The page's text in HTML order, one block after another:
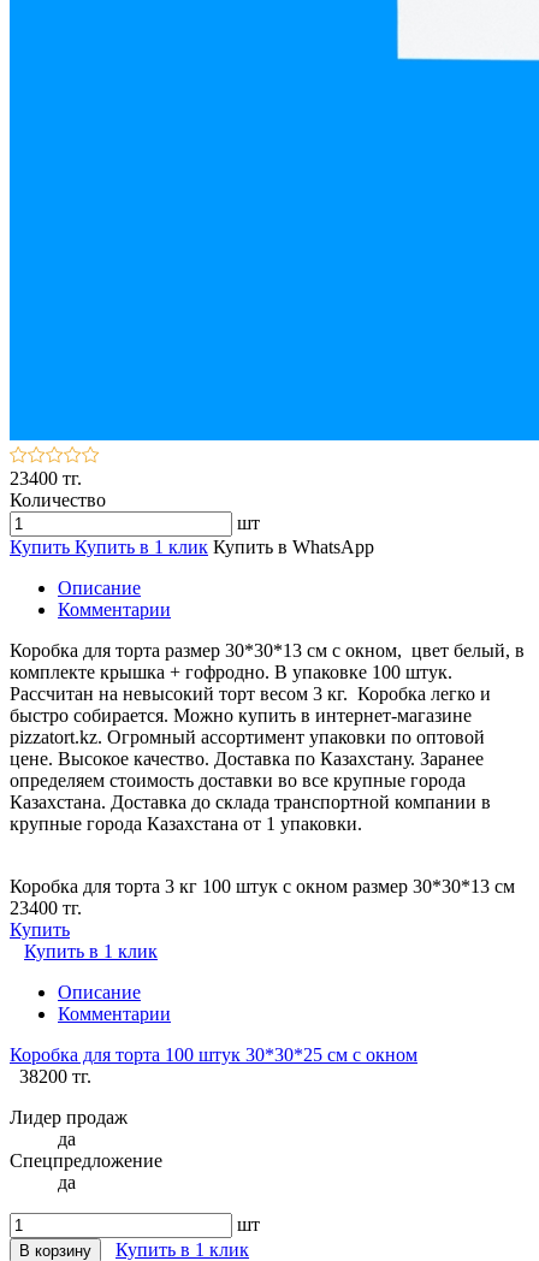
23400 тг.
Количество
шт
Купить Купить в 1 клик Купить в WhatsApp
Описание
Комментарии
Коробка для торта размер 30*30*13 см с окном, цвет белый, в
комплекте крышка + гофродно. В упаковке 100 штук.
Рассчитан на невысокий торт весом 3 кг. Коробка легко и
быстро собирается. Можно купить в интернет-магазине
pizzatort.kz. Огромный ассортимент упаковки по оптовой
цене. Высокое качество. Доставка по Казахстану. Заранее
определяем стоимость доставки во все крупные города
Казахстана. Доставка до склада транспортной компании в
крупные города Казахстана от 1 упаковки.
Коробка для торта 3 кг 100 штук с окном размер 30*30*13 см
23400 тг.
Купить
Купить в 1 клик
Описание
Комментарии
Коробка для торта 100 штук 30*30*25 см с окном
38200 тг.
Лидер продаж
да
Спецпредложение
да
шт
В корзину
Купить в 1 клик